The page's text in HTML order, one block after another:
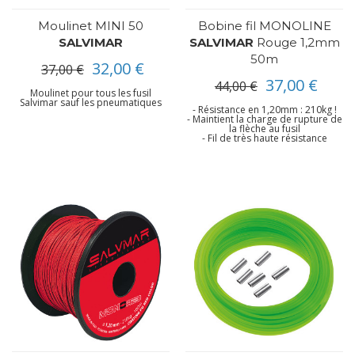
Moulinet MINI 50
SALVIMAR
37,00 € 32,00 €
Moulinet pour tous les fusil
Salvimar sauf les pneumatiques
Bobine fil MONOLINE
SALVIMAR Rouge 1,2mm
50m
44,00 € 37,00 €
- Résistance en 1,20mm : 210kg !
- Maintient la charge de rupture de
la flèche au fusil
- Fil de très haute résistance